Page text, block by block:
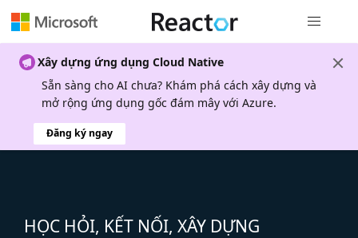
Xây dựng ứng dụng Cloud Native
Sẵn sàng cho AI chưa? Khám phá cách xây dựng và
mở rộng ứng dụng gốc đám mây với Azure.
Đăng ký ngay
HỌC HỎI, KẾT NỐI, XÂY DỰNG